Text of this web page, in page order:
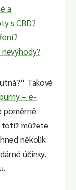
a
s CBD?
nevýhody?
Takové
– e-
poměrně
totiž můžete
několik
účinky.